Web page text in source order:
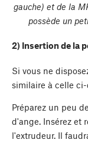
gauche) et de la
possède un
2) Insertion de la
Si vous ne
similaire à celle
Préparez un peu
d'ange. Insérez et
l'extrudeur. Il